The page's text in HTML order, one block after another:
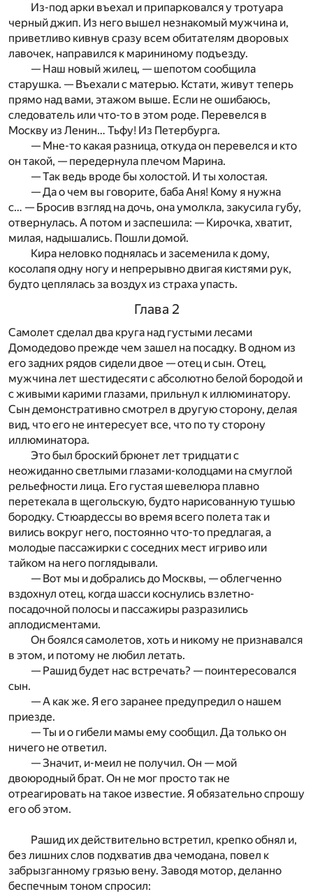
Из-под арки въехал и припарковался у тротуара
черный джип. Из него вышел незнакомый мужчина и,
приветливо кивнув сразу всем обитателям дворовых
лавочек, направился к марининому подъезду.
— Наш новый жилец, — шепотом сообщила
старушка. — Въехали с матерью. Кстати, живут теперь
прямо над вами, этажом выше. Если не ошибаюсь,
следователь или что-то в этом роде. Перевелся в
Москву из Ленин… Тьфу! Из Петербурга.
— Мне-то какая разница, откуда он перевелся и кто
он такой, — передернула плечом Марина.
— Так ведь вроде бы холостой. И ты холостая.
— Да о чем вы говорите, баба Аня! Кому я нужна
с… — Бросив взгляд на дочь, она умолкла, закусила губу,
отвернулась. А потом и заспешила: — Кирочка, хватит,
милая, надышались. Пошли домой.
Кира неловко поднялась и засеменила к дому,
косолапя одну ногу и непрерывно двигая кистями рук,
будто цеплялась за воздух из страха упасть.
Глава 2
Самолет сделал два круга над густыми лесами
Домодедово прежде чем зашел на посадку. В одном из
его задних рядов сидели двое — отец и сын. Отец,
мужчина лет шестидесяти с абсолютно белой бородой и
с живыми карими глазами, прильнул к иллюминатору.
Сын демонстративно смотрел в другую сторону, делая
вид, что его не интересует все, что по ту сторону
иллюминатора.
Это был броский брюнет лет тридцати с
неожиданно светлыми глазами-колодцами на смуглой
рельефности лица. Его густая шевелюра плавно
перетекала в щегольскую, будто нарисованную тушью
бородку. Стюардессы во время всего полета так и
вились вокруг него, постоянно что-то предлагая, а
молодые пассажирки с соседних мест игриво или
тайком на него поглядывали.
— Вот мы и добрались до Москвы, — облегченно
вздохнул отец, когда шасси коснулись взлетно-
посадочной полосы и пассажиры разразились
аплодисментами.
Он боялся самолетов, хоть и никому не признавался
в этом, и потому не любил летать.
— Рашид будет нас встречать? — поинтересовался
сын.
— А как же. Я его заранее предупредил о нашем
приезде.
— Ты и о гибели мамы ему сообщил. Да только он
ничего не ответил.
— Значит, и-меил не получил. Он — мой
двоюродный брат. Он не мог просто так не
отреагировать на такое известие. Я обязательно спрошу
его об этом.
Рашид их действительно встретил, крепко обнял и,
без лишних слов подхватив два чемодана, повел к
забрызганному грязью вену. Заводя мотор, деланно
беспечным тоном спросил: